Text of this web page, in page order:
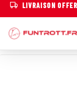
LIVRAISON